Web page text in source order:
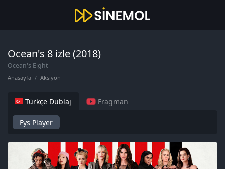
Ocean's 8 izle (2018)
Ocean's Eight
Anasayfa Aksiyon
Türkçe Dublaj Fragman
Fys Player